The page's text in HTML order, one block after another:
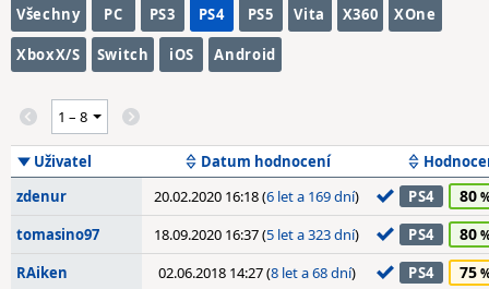
Všechny PC PS3 PS4 PS5 Vita X360 XOne
XboxX/S Switch iOS Android
Uživatel Datum hodnocení
zdenur
20.02.2020 16:18 (6 let a 169 dní) PS4 80
tomasino97 18.09.2020 16:37 (5 let a 323 dní) PS4 80
RAiken 02.06.2018 14:27 (8 let a 68 dní) PS4 75